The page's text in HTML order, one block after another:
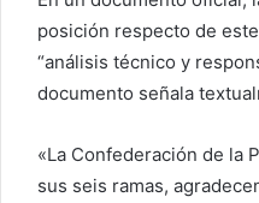
posición respecto de
“análisis técnico y
documento señala
«La Confederación de la
sus seis ramas,